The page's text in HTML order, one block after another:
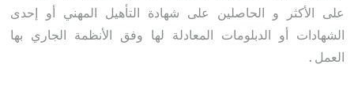
على الأكثر و الحاصلين على شهادة التأهيل المهني أو إحدى
الشهادات أو الدبلومات المعادلة لها وفق الأنظمة الجاري بها
العمل.